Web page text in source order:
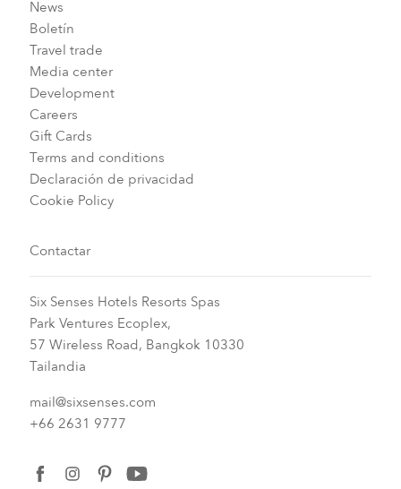
News
Boletín
Travel trade
Media center
Development
Careers
Gift Cards
Terms and conditions
Declaración de privacidad
Cookie Policy
Contactar
Six Senses Hotels Resorts Spas
Park Ventures Ecoplex,
57 Wireless Road, Bangkok 10330
Tailandia
mail@sixsenses.com
+66 2631 9777
facebookinstagrampinterest